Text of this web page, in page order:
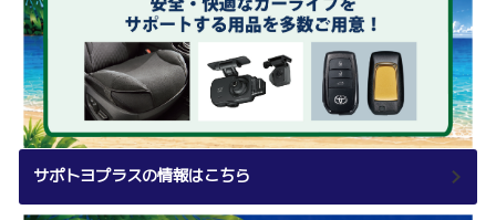
サポトヨプラスの情報はこちら